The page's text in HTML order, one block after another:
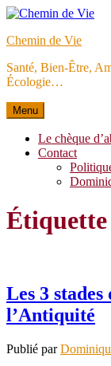
Aller
contenu
Chemin de Vie
Santé, Bien-Être,
Écologie…
Menu
Le chèque
Contact
Étiquette
Les 3 stades
l’Antiquité
Publié par